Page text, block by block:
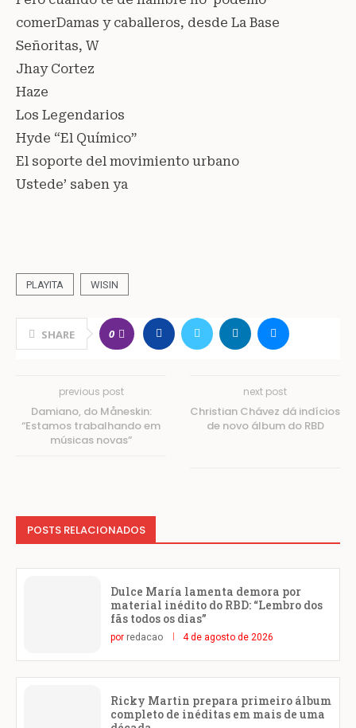
comerDamas y caballeros, desde La Base
Señoritas, W
Jhay Cortez
Haze
Los Legendarios
Hyde “El Químico”
El soporte del movimiento urbano
Ustede’ saben ya
PLAYITA WISIN
SHARE 0
previous post
Damiano, do Måneskin:
“Estamos trabalhando em
músicas novas”
next post
Christian Chávez dá indícios
de novo álbum do RBD
POSTS RELACIONADOS
Dulce María lamenta demora por
material inédito do RBD: “Lembro dos
fãs todos os dias”
por redacao 4 de agosto de 2026
Ricky Martin prepara primeiro álbum
completo de inéditas em mais de uma